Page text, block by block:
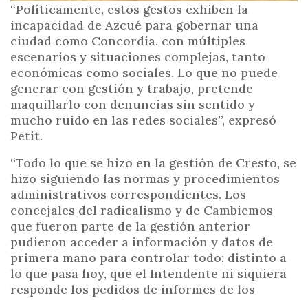
“Políticamente, estos gestos exhiben la
incapacidad de Azcué para gobernar una
ciudad como Concordia, con múltiples
escenarios y situaciones complejas, tanto
económicas como sociales. Lo que no puede
generar con gestión y trabajo, pretende
maquillarlo con denuncias sin sentido y
mucho ruido en las redes sociales”, expresó
Petit.
“Todo lo que se hizo en la gestión de Cresto, se
hizo siguiendo las normas y procedimientos
administrativos correspondientes. Los
concejales del radicalismo y de Cambiemos
que fueron parte de la gestión anterior
pudieron acceder a información y datos de
primera mano para controlar todo; distinto a
lo que pasa hoy, que el Intendente ni siquiera
responde los pedidos de informes de los